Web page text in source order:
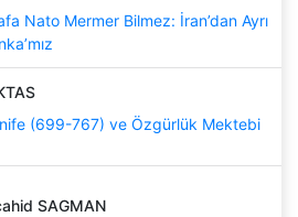
Nato Mermer Bilmez: İran’dan Ayrı
(699-767) ve Özgürlük Mektebi
SAGMAN